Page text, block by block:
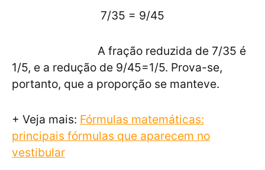
7/35 = 9/45
A fração reduzida de 7/35 é
1/5, e a redução de 9/45=1/5. Prova-se,
portanto, que a proporção se manteve.
+ Veja mais: Fórmulas matemáticas:
principais fórmulas que aparecem no
vestibular